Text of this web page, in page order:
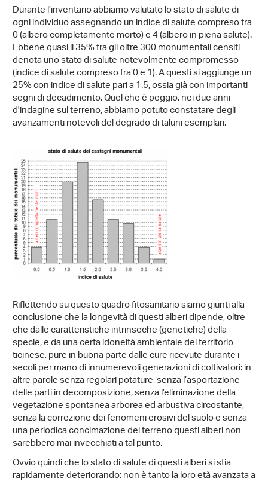
Durante l’inventario abbiamo valutato lo stato di salute di
ogni individuo assegnando un indice di salute compreso tra
0 (albero completamente morto) e 4 (albero in piena salute).
Ebbene quasi il 35% fra gli oltre 300 monumentali censiti
denota uno stato di salute notevolmente compromesso
(indice di salute compreso fra 0 e 1). A questi si aggiunge un
25% con indice di salute pari a 1.5, ossia già con importanti
segni di decadimento. Quel che è peggio, nei due anni
d'indagine sul terreno, abbiamo potuto constatare degli
avanzamenti notevoli del degrado di taluni esemplari.
Riflettendo su questo quadro fitosanitario siamo giunti alla
conclusione che la longevità di questi alberi dipende, oltre
che dalle caratteristiche intrinseche (genetiche) della
specie, e da una certa idoneità ambientale del territorio
ticinese, pure in buona parte dalle cure ricevute durante i
secoli per mano di innumerevoli generazioni di coltivatori: in
altre parole senza regolari potature, senza l’asportazione
delle parti in decomposizione, senza l’eliminazione della
vegetazione spontanea arborea ed arbustiva circostante,
senza la correzione dei fenomeni erosivi del suolo e senza
una periodica concimazione del terreno questi alberi non
sarebbero mai invecchiati a tal punto.
Ovvio quindi che lo stato di salute di questi alberi si stia
rapidamente deteriorando: non è tanto la loro età avanzata a